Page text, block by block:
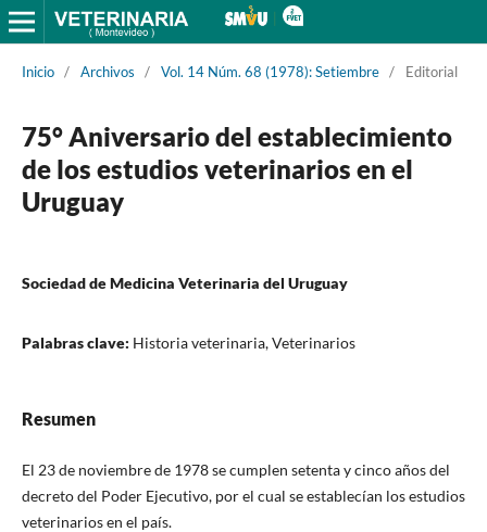
Inicio / Archivos / Vol. 14 Núm. 68 (1978): Setiembre / Editorial
75° Aniversario del establecimiento
de los estudios veterinarios en el
Uruguay
Sociedad de Medicina Veterinaria del Uruguay
Palabras clave: Historia veterinaria, Veterinarios
Resumen
El 23 de noviembre de 1978 se cumplen setenta y cinco años del
decreto del Poder Ejecutivo, por el cual se establecían los estudios
veterinarios en el país.